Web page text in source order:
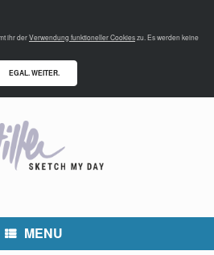
MENU
ihr derVerwendung funktioneller Cookieszu. Es werden keine
EGAL. WEITER.